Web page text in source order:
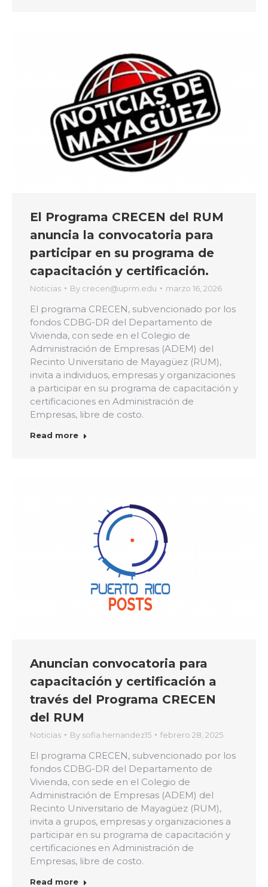
El Programa CRECEN del RUM
anuncia la convocatoria para
participar en su programa de
capacitación y certificación.
Noticias By crecen@uprm.edu marzo 16, 2026
El programa CRECEN, subvencionado por los
fondos CDBG-DR del Departamento de
Vivienda, con sede en el Colegio de
Administración de Empresas (ADEM) del
Recinto Universitario de Mayagüez (RUM),
invita a individuos, empresas y organizaciones
a participar en su programa de capacitación y
certificaciones en Administración de
Empresas, libre de costo.
Read more
Anuncian convocatoria para
capacitación y certificación a
través del Programa CRECEN
del RUM
Noticias By sofia.hernandez15 febrero 28, 2025
El programa CRECEN, subvencionado por los
fondos CDBG-DR del Departamento de
Vivienda, con sede en el Colegio de
Administración de Empresas (ADEM) del
Recinto Universitario de Mayagüez (RUM),
invita a grupos, empresas y organizaciones a
participar en su programa de capacitación y
certificaciones en Administración de
Empresas, libre de costo.
Read more